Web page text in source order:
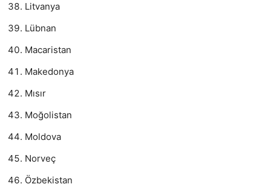
Litvanya
Lübnan
Macaristan
Makedonya
Mısır
Moğolistan
Moldova
Norveç
Özbekistan